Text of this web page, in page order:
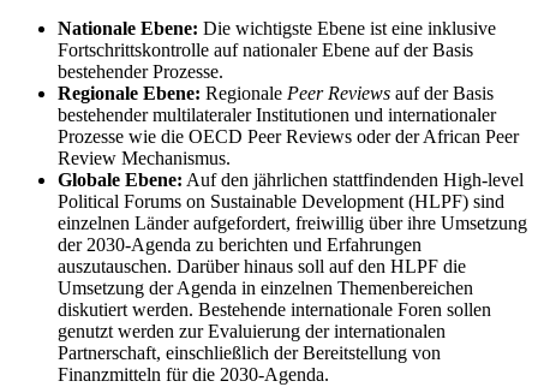
Nationale Ebene: Die wichtigste Ebene ist eine inklusive
Fortschrittskontrolle auf nationaler Ebene auf der Basis
bestehender Prozesse.
Regionale Ebene: Regionale Peer Reviews auf der Basis
bestehender multilateraler Institutionen und internationaler
Prozesse wie die OECD Peer Reviews oder der African Peer
Review Mechanismus.
Globale Ebene: Auf den jährlichen stattfindenden High-level
Political Forums on Sustainable Development (HLPF) sind
einzelnen Länder aufgefordert, freiwillig über ihre Umsetzung
der 2030-Agenda zu berichten und Erfahrungen
auszutauschen. Darüber hinaus soll auf den HLPF die
Umsetzung der Agenda in einzelnen Themenbereichen
diskutiert werden. Bestehende internationale Foren sollen
genutzt werden zur Evaluierung der internationalen
Partnerschaft, einschließlich der Bereitstellung von
Finanzmitteln für die 2030-Agenda.